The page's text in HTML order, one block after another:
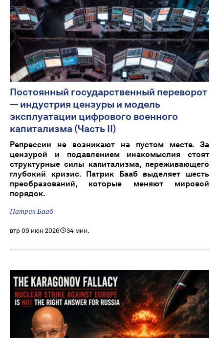
Постоянный государственный переворот
— индустрия цензуры и модель
эксплуатации цифрового военного
капитализма (Часть II)
Репрессии не возникают на пустом месте. За
цензурой и подавлением инакомыслия стоят
структурные силы капитализма, переживающего
глубокий кризис. Патрик Бааб выделяет шесть
преобразований, которые меняют мировой
порядок.
Патрик Бааб
втр 09 июн 2026 34 мин.